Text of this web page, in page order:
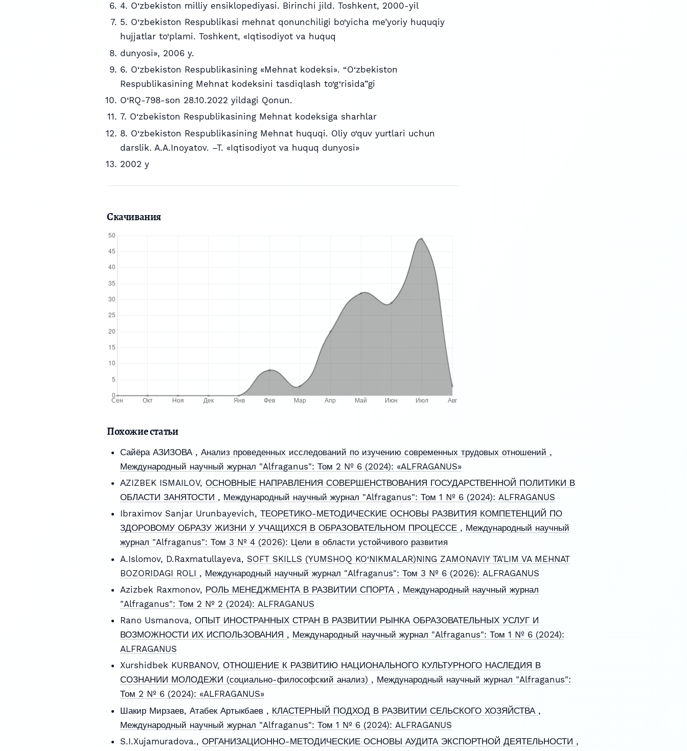
4. O‘zbekiston milliy ensiklopediyasi. Birinchi jild. Toshkent, 2000-yil
5. O‘zbekiston Respublikasi mehnat qonunchiligi bo‘yicha me’yoriy huquqiy
hujjatlar to‘plami. Toshkent, «Iqtisodiyot va huquq
dunyosi», 2006 y.
6. O‘zbekiston Respublikasining «Mehnat kodeksi». “O‘zbekiston
Respublikasining Mehnat kodeksini tasdiqlash to‘g‘risida”gi
O‘RQ-798-son 28.10.2022 yildagi Qonun.
7. O‘zbekiston Respublikasining Mehnat kodeksiga sharhlar
8. O‘zbekiston Respublikasining Mehnat huquqi. Oliy o‘quv yurtlari uchun
darslik. A.A.Inoyatov. –T. «Iqtisodiyot va huquq dunyosi»
2002 y
Скачивания
Похожие статьи
Сайёра АЗИЗОВА , Анализ проведенных исследований по изучению современных трудовых отношений ,
Международный научный журнал "Alfraganus": Том 2 № 6 (2024): «ALFRAGANUS»
АZIZBEK ISMAILOV, ОСНОВНЫЕ НАПРАВЛЕНИЯ СОВЕРШЕНСТВОВАНИЯ ГОСУДАРСТВЕННОЙ ПОЛИТИКИ В
ОБЛАСТИ ЗАНЯТОСТИ , Международный научный журнал "Alfraganus": Том 1 № 6 (2024): ALFRAGANUS
Ibraximov Sanjar Urunbayevich, ТЕОРЕТИКО-МЕТОДИЧЕСКИЕ ОСНОВЫ РАЗВИТИЯ КОМПЕТЕНЦИЙ ПО
ЗДОРОВОМУ ОБРАЗУ ЖИЗНИ У УЧАЩИХСЯ В ОБРАЗОВАТЕЛЬНОМ ПРОЦЕССЕ , Международный научный
журнал "Alfraganus": Том 3 № 4 (2026): Цели в области устойчивого развития
A.Islomov, D.Raxmatullayeva, SOFT SKILLS (YUMSHOQ KO‘NIKMALAR)NING ZAMONAVIY TA’LIM VA MEHNAT
BOZORIDAGI ROLI , Международный научный журнал "Alfraganus": Том 3 № 6 (2026): ALFRAGANUS
Azizbek Raxmonov, РОЛЬ МЕНЕДЖМЕНТА В РАЗВИТИИ СПОРТА , Международный научный журнал
"Alfraganus": Том 2 № 2 (2024): ALFRAGANUS
Rano Usmanova, ОПЫТ ИНОСТРАННЫХ СТРАН В РАЗВИТИИ РЫНКА ОБРАЗОВАТЕЛЬНЫХ УСЛУГ И
ВОЗМОЖНОСТИ ИХ ИСПОЛЬЗОВАНИЯ , Международный научный журнал "Alfraganus": Том 1 № 6 (2024):
ALFRAGANUS
Xurshidbek KURBANOV, ОТНОШЕНИЕ К РАЗВИТИЮ НАЦИОНАЛЬНОГО КУЛЬТУРНОГО НАСЛЕДИЯ В
СОЗНАНИИ МОЛОДЕЖИ (социально-философский анализ) , Международный научный журнал "Alfraganus":
Том 2 № 6 (2024): «ALFRAGANUS»
Шакир Мирзаев, Атабек Артыкбаев , КЛАСТЕРНЫЙ ПОДХОД В РАЗВИТИИ СЕЛЬСКОГО ХОЗЯЙСТВА ,
Международный научный журнал "Alfraganus": Том 1 № 6 (2024): ALFRAGANUS
S.I.Xujamuradova., ОРГАНИЗАЦИОННО-МЕТОДИЧЕСКИЕ ОСНОВЫ АУДИТА ЭКСПОРТНОЙ ДЕЯТЕЛЬНОСТИ ,